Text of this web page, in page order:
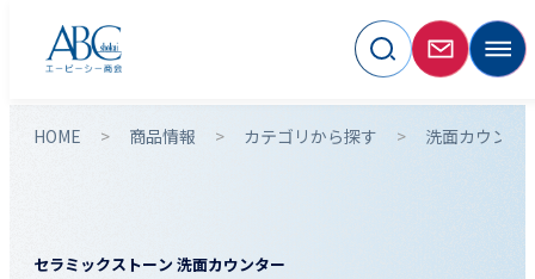
HOME 商品情報 カテゴリから探す 洗面カウンタ
セラミックストーン 洗面カウンター